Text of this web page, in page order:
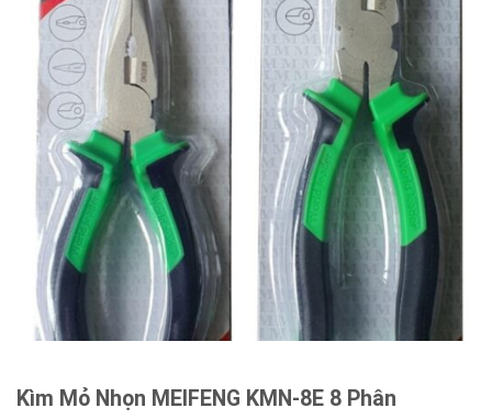
Kìm Mỏ Nhọn MEIFENG KMN-8E 8 Phân